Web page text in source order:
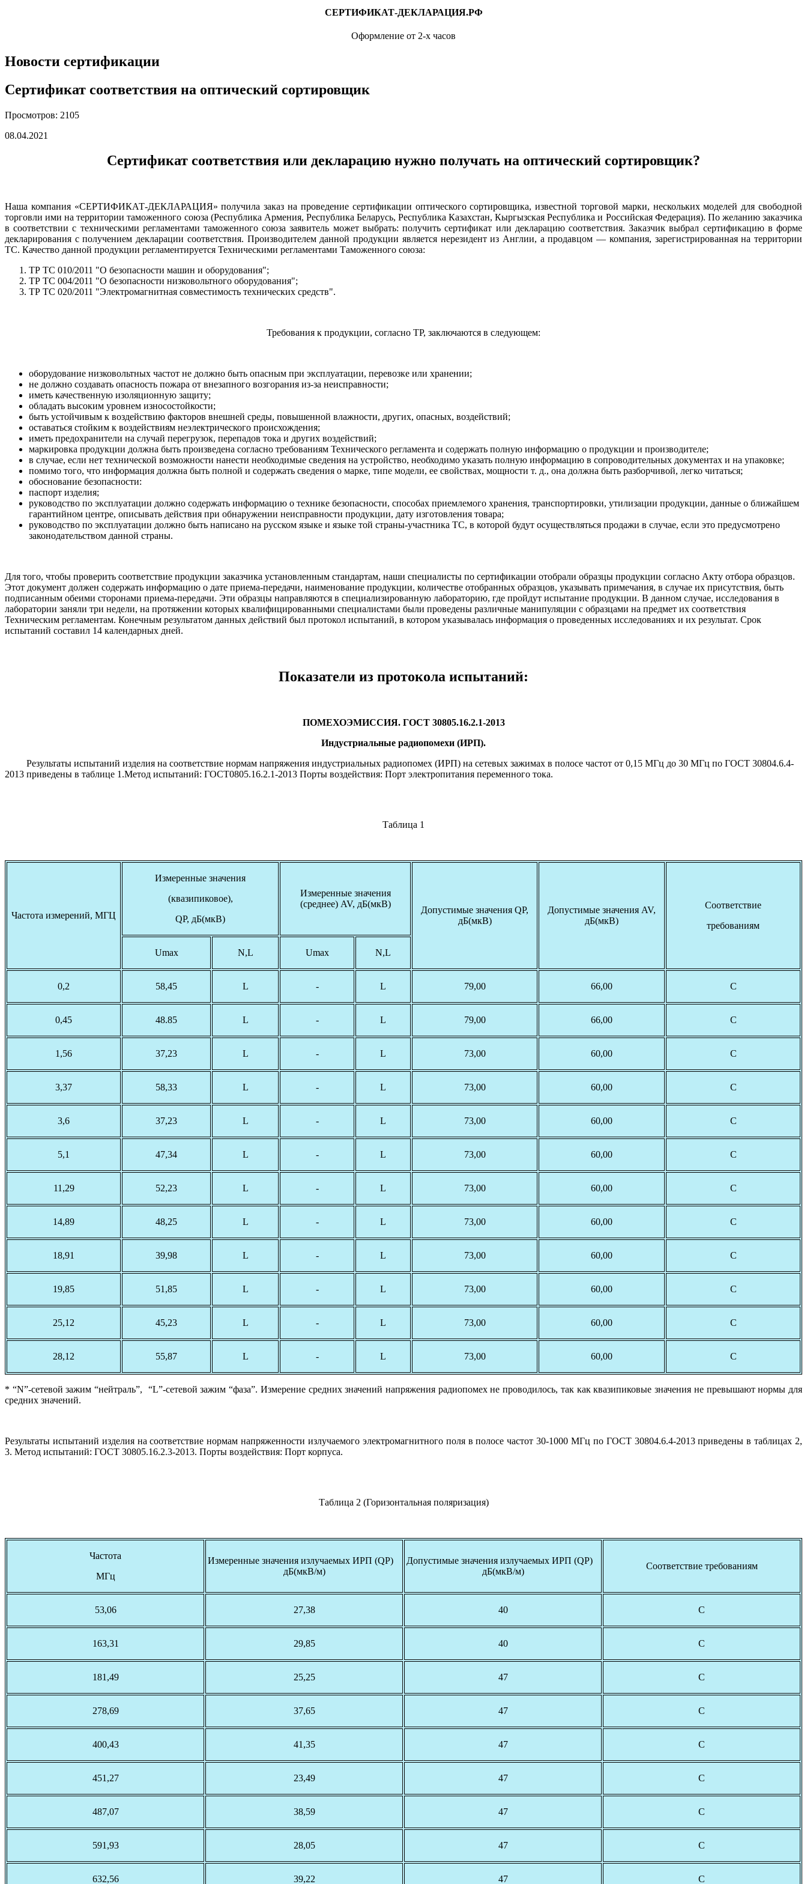
СЕРТИФИКАТ-ДЕКЛАРАЦИЯ.РФ
Оформление от 2-х часов
Новости сертификации
Сертификат соответствия на оптический сортировщик
Просмотров: 2105
08.04.2021
Сертификат соответствия или декларацию нужно получать на оптический сортировщик?
Наша компания «СЕРТИФИКАТ-ДЕКЛАРАЦИЯ» получила заказ на проведение сертификации оптического сортировщика, известной торговой марки, нескольких моделей для свободной
торговли ими на территории таможенного союза (Республика Армения, Республика Беларусь, Республика Казахстан, Кыргызская Республика и Российская Федерация). По желанию заказчика
в соответствии с техническими регламентами таможенного союза заявитель может выбрать: получить сертификат или декларацию соответствия. Заказчик выбрал сертификацию в форме
декларирования с получением декларации соответствия. Производителем данной продукции является нерезидент из Англии, а продавцом — компания, зарегистрированная на территории
ТС. Качество данной продукции регламентируется Техническими регламентами Таможенного союза:
ТР ТС 010/2011 "О безопасности машин и оборудования";
ТР ТС 004/2011 "О безопасности низковольтного оборудования";
ТР ТС 020/2011 "Электромагнитная совместимость технических средств".
Требования к продукции, согласно ТР, заключаются в следующем:
оборудование низковольтных частот не должно быть опасным при эксплуатации, перевозке или хранении;
не должно создавать опасность пожара от внезапного возгорания из-за неисправности;
иметь качественную изоляционную защиту;
обладать высоким уровнем износостойкости;
быть устойчивым к воздействию факторов внешней среды, повышенной влажности, других, опасных, воздействий;
оставаться стойким к воздействиям неэлектрического происхождения;
иметь предохранители на случай перегрузок, перепадов тока и других воздействий;
маркировка продукции должна быть произведена согласно требованиям Технического регламента и содержать полную информацию о продукции и производителе;
в случае, если нет технической возможности нанести необходимые сведения на устройство, необходимо указать полную информацию в сопроводительных документах и на упаковке;
помимо того, что информация должна быть полной и содержать сведения о марке, типе модели, ее свойствах, мощности т. д., она должна быть разборчивой, легко читаться;
обоснование безопасности:
паспорт изделия;
руководство по эксплуатации должно содержать информацию о технике безопасности, способах приемлемого хранения, транспортировки, утилизации продукции, данные о ближайшем
гарантийном центре, описывать действия при обнаружении неисправности продукции, дату изготовления товара;
руководство по эксплуатации должно быть написано на русском языке и языке той страны-участника ТС, в которой будут осуществляться продажи в случае, если это предусмотрено
законодательством данной страны.
Для того, чтобы проверить соответствие продукции заказчика установленным стандартам, наши специалисты по сертификации отобрали образцы продукции согласно Акту отбора образцов.
Этот документ должен содержать информацию о дате приема-передачи, наименование продукции, количестве отобранных образцов, указывать примечания, в случае их присутствия, быть
подписанным обеими сторонами приема-передачи. Эти образцы направляются в специализированную лабораторию, где пройдут испытание продукции. В данном случае, исследования в
лаборатории заняли три недели, на протяжении которых квалифицированными специалистами были проведены различные манипуляции с образцами на предмет их соответствия
Техническим регламентам. Конечным результатом данных действий был протокол испытаний, в котором указывалась информация о проведенных исследованиях и их результат. Срок
испытаний составил 14 календарных дней.
Показатели из протокола испытаний:
ПОМЕХОЭМИССИЯ. ГОСТ 30805.16.2.1-2013
Индустриальные радиопомехи (ИРП).
Результаты испытаний изделия на соответствие нормам напряжения индустриальных радиопомех (ИРП) на сетевых зажимах в полосе частот от 0,15 МГц до 30 МГц по ГОСТ 30804.6.4-
2013 приведены в таблице 1.Метод испытаний: ГОСТ0805.16.2.1-2013 Порты воздействия: Порт электропитания переменного тока.
Таблица 1
Частота измерений, МГЦ
Измеренные значения
(квазипиковое),
QP, дБ(мкВ)
Измеренные значения
(среднее) AV, дБ(мкВ)
Допустимые значения QP,
дБ(мкВ)
Допустимые значения AV,
дБ(мкВ)
Соответствие
требованиям
Umax N,L Umax N,L
0,2 58,45 L - L 79,00 66,00 С
0,45 48.85 L - L 79,00 66,00 С
1,56 37,23 L - L 73,00 60,00 С
3,37 58,33 L - L 73,00 60,00 С
3,6 37,23 L - L 73,00 60,00 С
5,1 47,34 L - L 73,00 60,00 С
11,29 52,23 L - L 73,00 60,00 С
14,89 48,25 L - L 73,00 60,00 С
18,91 39,98 L - L 73,00 60,00 С
19,85 51,85 L - L 73,00 60,00 С
25,12 45,23 L - L 73,00 60,00 С
28,12 55,87 L - L 73,00 60,00 С
* “N”-сетевой зажим “нейтраль”, “L”-сетевой зажим “фаза”. Измерение средних значений напряжения радиопомех не проводилось, так как квазипиковые значения не превышают нормы для
средних значений.
Результаты испытаний изделия на соответствие нормам напряженности излучаемого электромагнитного поля в полосе частот 30-1000 МГц по ГОСТ 30804.6.4-2013 приведены в таблицах 2,
3. Метод испытаний: ГОСТ 30805.16.2.3-2013. Порты воздействия: Порт корпуса.
Таблица 2 (Горизонтальная поляризация)
Частота
МГц
Измеренные значения излучаемых ИРП (QP)
дБ(мкВ/м)
Допустимые значения излучаемых ИРП (QP)
дБ(мкВ/м)
Соответствие требованиям
53,06 27,38 40 С
163,31 29,85 40 С
181,49 25,25 47 С
278,69 37,65 47 С
400,43 41,35 47 С
451,27 23,49 47 С
487,07 38,59 47 С
591,93 28,05 47 С
632,56 39,22 47 С